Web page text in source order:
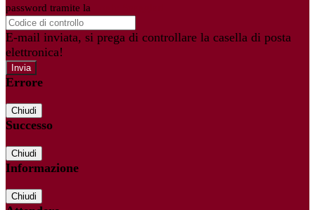
password tramite la
E-mail inviata, si prega di controllare la casella di posta
elettronica!
Errore
Chiudi
Successo
Chiudi
Informazione
Chiudi